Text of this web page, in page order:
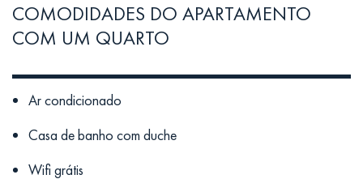
COMODIDADES DO APARTAMENTO
COM UM QUARTO
Ar condicionado
Casa de banho com duche
Wifi grátis